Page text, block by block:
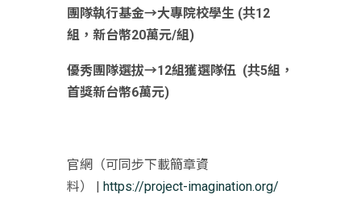
團隊執行基金→大專院校學生 (共12
組，新台幣20萬元/組)
優秀團隊選拔→12組獲選隊伍(共5組，
首獎新台幣6萬元)
官網（可同步下載簡章資
料） |
https://project-imagination.org/